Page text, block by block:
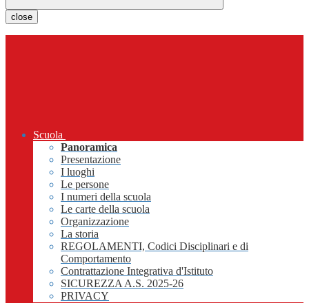
close
Scuola
Panoramica
Presentazione
I luoghi
Le persone
I numeri della scuola
Le carte della scuola
Organizzazione
La storia
REGOLAMENTI, Codici Disciplinari e di
Comportamento
Contrattazione Integrativa d'Istituto
SICUREZZA A.S. 2025-26
PRIVACY